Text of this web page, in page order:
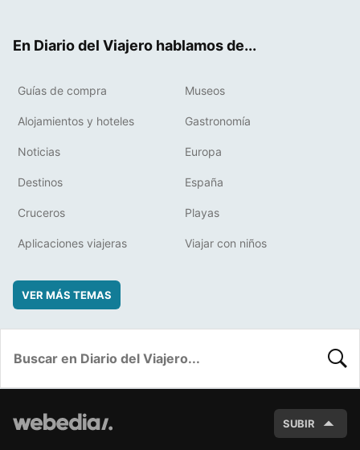
En Diario del Viajero hablamos de...
Guías de compra Museos
Alojamientos y hoteles Gastronomía
Noticias Europa
Destinos España
Cruceros Playas
Aplicaciones viajeras Viajar con niños
VER MÁS TEMAS
SUBIR